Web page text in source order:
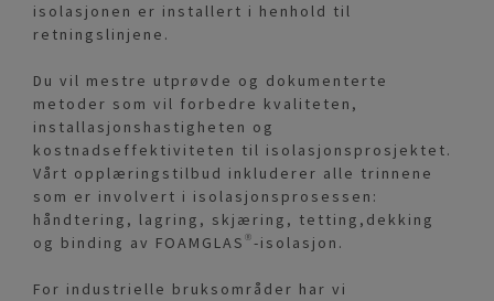
isolasjonen er installert i henhold til
retningslinjene.
Du vil mestre utprøvde og dokumenterte
metoder som vil forbedre kvaliteten,
installasjonshastigheten og
kostnadseffektiviteten til isolasjonsprosjektet.
Vårt opplæringstilbud inkluderer alle trinnene
som er involvert i isolasjonsprosessen:
håndtering, lagring, skjæring, tetting,dekking
og binding av FOAMGLAS®-isolasjon.
For industrielle bruksområder har vi